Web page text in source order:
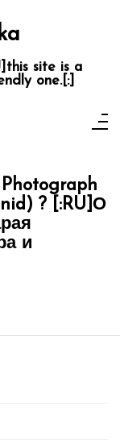
site is a
one.[:]
? [:RU]О
и